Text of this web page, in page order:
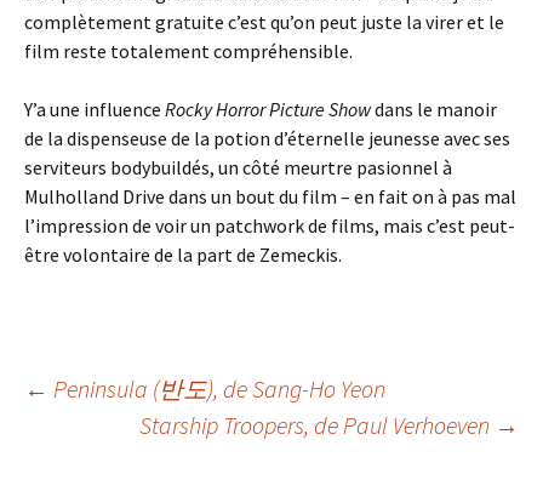
complètement gratuite c’est qu’on peut juste la virer et le
film reste totalement compréhensible.
Y’a une influence Rocky Horror Picture Showdans le manoir
de la dispenseuse de la potion d’éternelle jeunesse avec ses
serviteurs bodybuildés, un côté meurtre pasionnel à
Mulholland Drive dans un bout du film – en fait on à pas mal
l’impression de voir un patchwork de films, mais c’est peut-
être volontaire de la part de Zemeckis.
Navigation
← Peninsula (반도), de Sang-Ho Yeon
Starship Troopers, de Paul Verhoeven →